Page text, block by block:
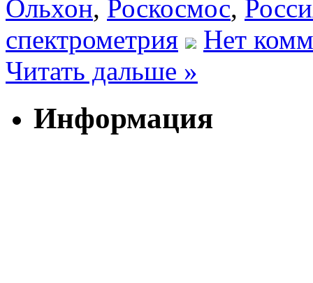
Ольхон, Роскосмос,
спектрометрия
Нет
Читать дальше »
Информация